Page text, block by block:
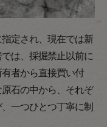
定され、現在では新
は、採掘禁止以前に
者から直接買い付
石の中から、それぞ
一つひとつ丁寧に制